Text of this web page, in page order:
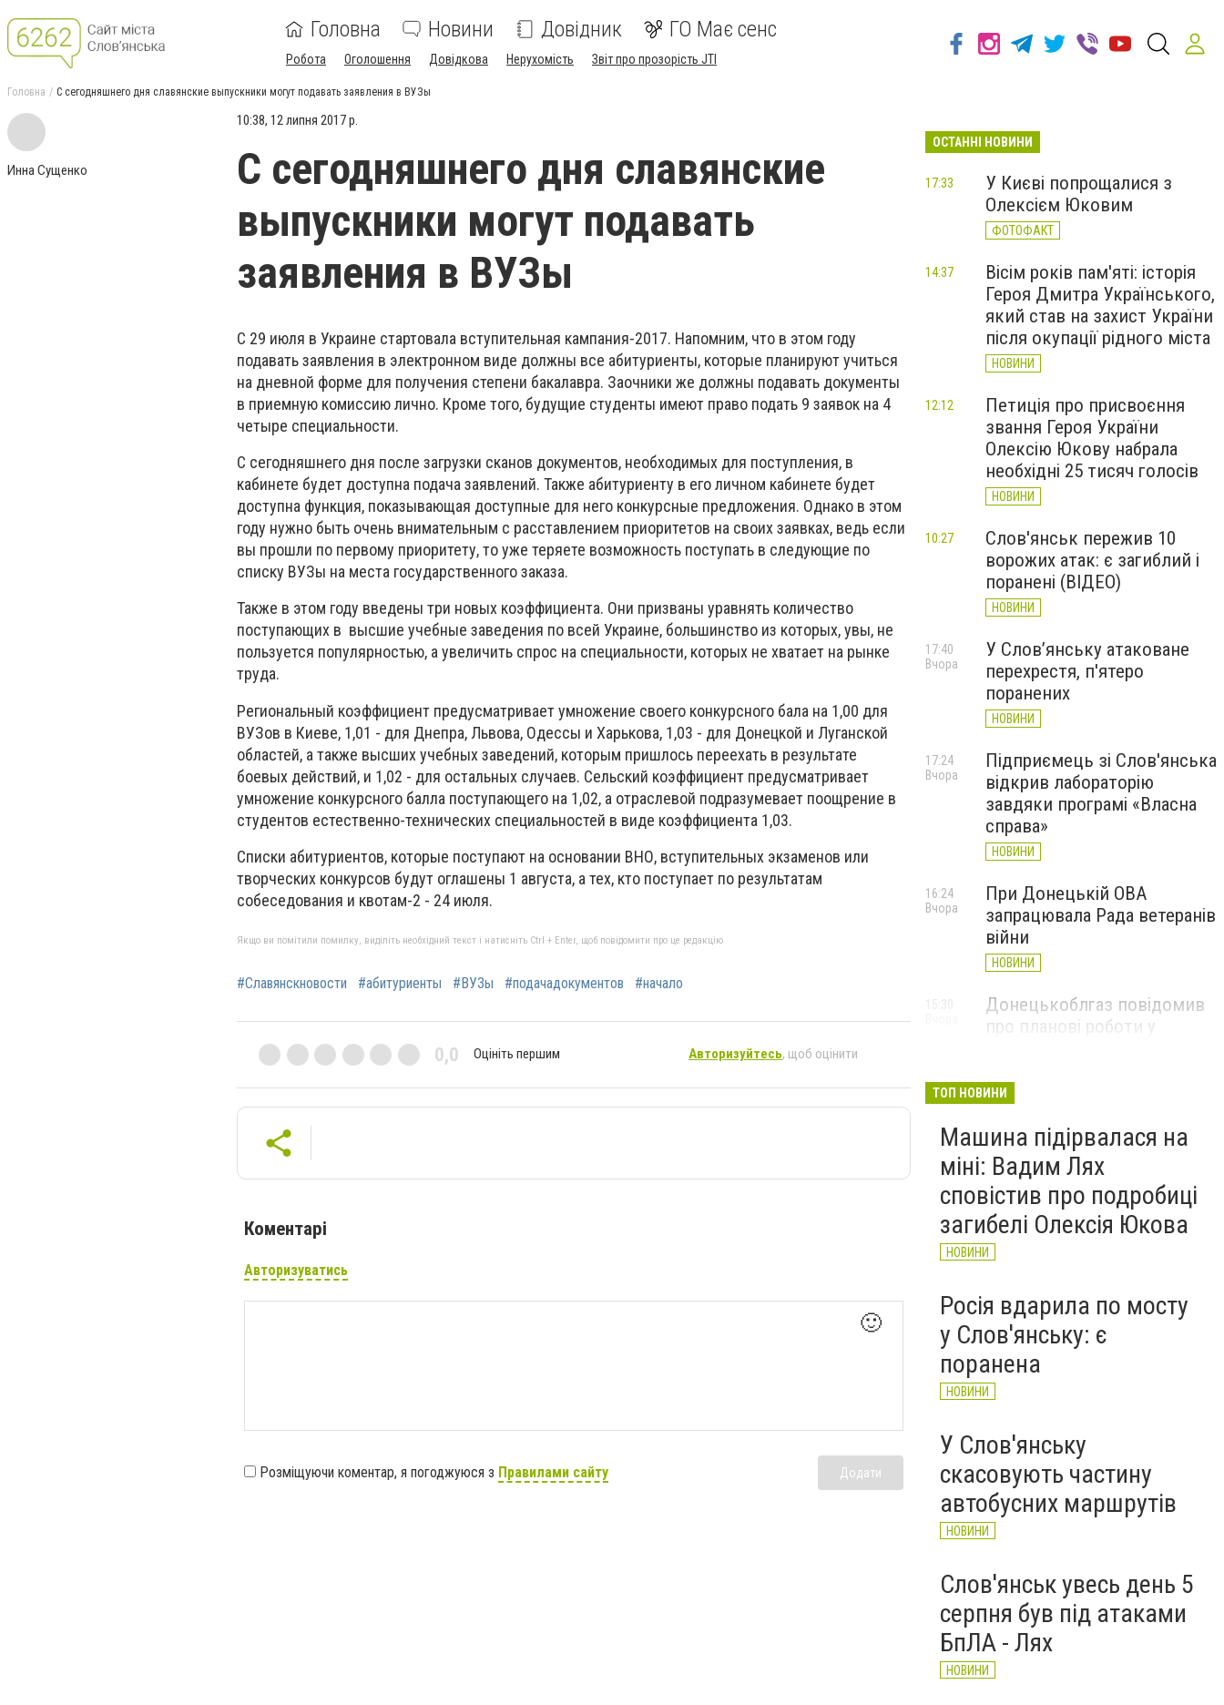
Головна Новини Довідник ГО Має сенс
Робота Оголошення Довідкова Нерухомість Звіт про прозорість JTI
Головна С сегодняшнего дня славянские выпускники могут подавать заявления в ВУЗы
Инна Сущенко
10:38, 12 липня 2017 р.
С сегодняшнего дня славянские
выпускники могут подавать
заявления в ВУЗы
С 29 июля в Украине стартовала вступительная кампания-2017. Напомним, что в этом году
подавать заявления в электронном виде должны все абитуриенты, которые планируют учиться
на дневной форме для получения степени бакалавра. Заочники же должны подавать документы
в приемную комиссию лично. Кроме того, будущие студенты имеют право подать 9 заявок на 4
четыре специальности.
С сегодняшнего дня после загрузки сканов документов, необходимых для поступления, в
кабинете будет доступна подача заявлений. Также абитуриенту в его личном кабинете будет
доступна функция, показывающая доступные для него конкурсные предложения. Однако в этом
году нужно быть очень внимательным с расставлением приоритетов на своих заявках, ведь если
вы прошли по первому приоритету, то уже теряете возможность поступать в следующие по
списку ВУЗы на места государственного заказа.
Также в этом году введены три новых коэффициента. Они призваны уравнять количество
поступающих в высшие учебные заведения по всей Украине, большинство из которых, увы, не
пользуется популярностью, а увеличить спрос на специальности, которых не хватает на рынке
труда.
Региональный коэффициент предусматривает умножение своего конкурсного бала на 1,00 для
ВУЗов в Киеве, 1,01 - для Днепра, Львова, Одессы и Харькова, 1,03 - для Донецкой и Луганской
областей, а также высших учебных заведений, которым пришлось переехать в результате
боевых действий, и 1,02 - для остальных случаев. Сельский коэффициент предусматривает
умножение конкурсного балла поступающего на 1,02, а отраслевой подразумевает поощрение в
студентов естественно-технических специальностей в виде коэффициента 1,03.
Списки абитуриентов, которые поступают на основании ВНО, вступительных экзаменов или
творческих конкурсов будут оглашены 1 августа, а тех, кто поступает по результатам
собеседования и квотам-2 - 24 июля.
Якщо ви помітили помилку, виділіть необхідний текст і натисніть Ctrl + Enter, щоб повідомити про це редакцію
#Славянскновости #абитуриенты #ВУЗы #подачадокументов #начало
0,0 Оцініть першим Авторизуйтесь, щоб оцінити
Коментарі
Авторизуватись
🙂
Розміщуючи коментар, я погоджуюся з Правилами сайту Додати
ОСТАННІ НОВИНИ
У Києві попрощалися з
Олексієм Юковим
ФОТОФАКТ
17:33
Вісім років пам'яті: історія
Героя Дмитра Українського,
який став на захист України
після окупації рідного міста
НОВИНИ
14:37
Петиція про присвоєння
звання Героя України
Олексію Юкову набрала
необхідні 25 тисяч голосів
НОВИНИ
12:12
Слов'янськ пережив 10
ворожих атак: є загиблий і
поранені (ВІДЕО)
НОВИНИ
10:27
У Слов’янську атаковане
перехрестя, п'ятеро
поранених
НОВИНИ
17:40
Вчора
Підприємець зі Слов'янська
відкрив лабораторію
завдяки програмі «Власна
справа»
НОВИНИ
17:24
Вчора
При Донецькій ОВА
запрацювала Рада ветеранів
війни
НОВИНИ
16:24
Вчора
Донецькоблгаз повідомив
про планові роботи у
НОВИНИ
15:30
ТОП НОВИНИ
Машина підірвалася на
міні: Вадим Лях
сповістив про подробиці
загибелі Олексія Юкова
НОВИНИ
Росія вдарила по мосту
у Слов'янську: є
поранена
НОВИНИ
У Слов'янську
скасовують частину
автобусних маршрутів
НОВИНИ
Слов'янськ увесь день 5
серпня був під атаками
БпЛА - Лях
НОВИНИ